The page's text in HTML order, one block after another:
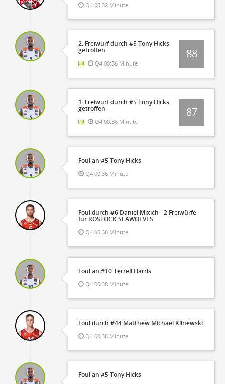
Q4 00:32 Minute
2. Freiwurf durch #5 Tony Hicks
getroffen
Q4 00:36 Minute
88
1. Freiwurf durch #5 Tony Hicks
getroffen
Q4 00:36 Minute
87
Foul an #5 Tony Hicks
Q4 00:36 Minute
Foul durch #6 Daniel Mixich - 2 Freiwürfe
für ROSTOCK SEAWOLVES
Q4 00:36 Minute
Foul an #10 Terrell Harris
Q4 00:38 Minute
Foul durch #44 Matthew Michael Klinewski
Q4 00:38 Minute
Foul an #5 Tony Hicks